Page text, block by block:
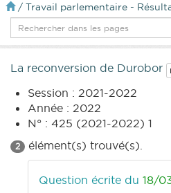
/ Travail parlementaire -
La reconversion de Durobor
Session : 2021-2022
Année : 2022
N° : 425 (2021-2022) 1
2 élément(s) trouvé(s).
Question écrite du 18/